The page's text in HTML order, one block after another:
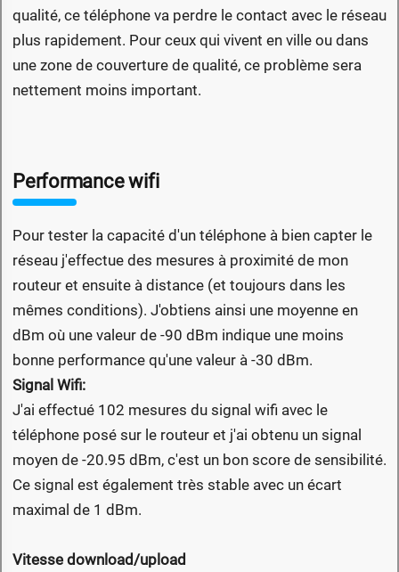
qualité, ce téléphone va perdre le contact avec le réseau
plus rapidement. Pour ceux qui vivent en ville ou dans
une zone de couverture de qualité, ce problème sera
nettement moins important.
Performance wifi
Pour tester la capacité d'un téléphone à bien capter le
réseau j'effectue des mesures à proximité de mon
routeur et ensuite à distance (et toujours dans les
mêmes conditions). J'obtiens ainsi une moyenne en
dBm où une valeur de -90 dBm indique une moins
bonne performance qu'une valeur à -30 dBm.
Signal Wifi:
J'ai effectué 102 mesures du signal wifi avec le
téléphone posé sur le routeur et j'ai obtenu un signal
moyen de -20.95 dBm, c'est un bon score de sensibilité.
Ce signal est également très stable avec un écart
maximal de 1 dBm.
Vitesse download/upload